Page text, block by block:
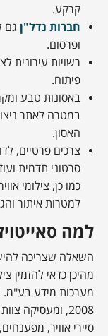
קרקע.
חברות נדל"ן גם
ופרסום.
רשויות עירונית
פיתוח.
באסונות טבע
במטרה לאתר
האסון.
צרכים פרטיים,
סרטוני תדמית
כמו כן, צילומי
למטרות איתור
למה
השאלה שצריכה
מהיכן כדאי להזמין
מערכות מידע
2008, ומעסיקה
סיירי אוויר,